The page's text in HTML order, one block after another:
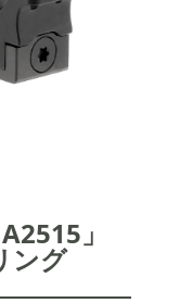
」
ング